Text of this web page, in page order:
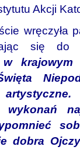
Akcji
wręczyła
się do
w
wykonań
dobra